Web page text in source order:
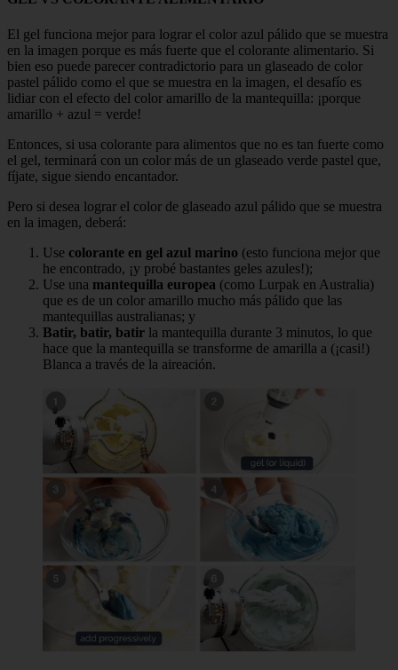
El gel funciona mejor para lograr el color azul pálido que se muestra
en la imagen porque es más fuerte que el colorante alimentario. Si
bien eso puede parecer contradictorio para un glaseado de color
pastel pálido como el que se muestra en la imagen, el desafío es
lidiar con el efecto del color amarillo de la mantequilla: ¡porque
amarillo + azul = verde!
Entonces, si usa colorante para alimentos que no es tan fuerte como
el gel, terminará con un color más de un glaseado verde pastel que,
fíjate, sigue siendo encantador.
Pero si desea lograr el color de glaseado azul pálido que se muestra
en la imagen, deberá:
Use colorante en gel azul marino (esto funciona mejor que
he encontrado, ¡y probé bastantes geles azules!);
Use una mantequilla europea (como Lurpak en Australia)
que es de un color amarillo mucho más pálido que las
mantequillas australianas; y
Batir, batir, batir la mantequilla durante 3 minutos, lo que
hace que la mantequilla se transforme de amarilla a (¡casi!)
Blanca a través de la aireación.